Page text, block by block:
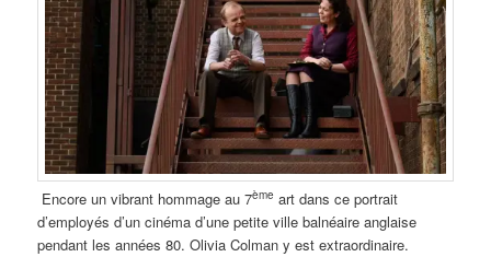
Encore un vibrant hommage au 7ème art dans ce portrait
d’employés d’un cinéma d’une petite ville balnéaire anglaise
pendant les années 80. Olivia Colman y est extraordinaire.